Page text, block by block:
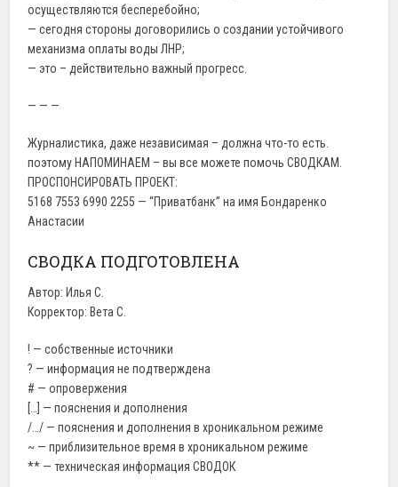
осуществляются бесперебойно;
— сегодня стороны договорились о создании устойчивого
механизма оплаты воды ЛНР;
— это – действительно важный прогресс.
— — —
Журналистика, даже независимая – должна что-то есть.
поэтому НАПОМИНАЕМ – вы все можете помочь СВОДКАМ.
ПРОСПОНСИРОВАТЬ ПРОЕКТ:
5168 7553 6990 2255 — “Приватбанк” на имя Бондаренко
Анастасии
СВОДКА ПОДГОТОВЛЕНА
Автор: Илья С.
Корректор: Вета С.
! — собственные источники
? — информация не подтверждена
# — опровержения
[…] — пояснения и дополнения
/…/ — пояснения и дополнения в хроникальном режиме
~ — приблизительное время в хроникальном режиме
** — техническая информация СВОДОК